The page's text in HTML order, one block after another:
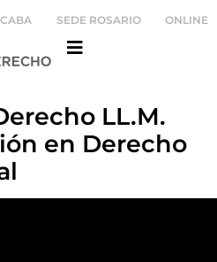
SEDE ROSARIO ONLINE
LL.M.
en Derecho